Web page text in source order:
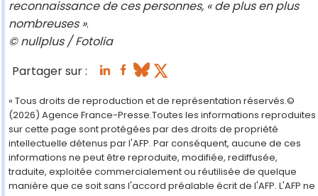
reconnaissance de ces personnes, « de plus en plus
nombreuses ».
© nullplus / Fotolia
Partager sur :
« Tous droits de reproduction et de représentation réservés.©
(2026) Agence France-Presse.Toutes les informations reproduites
sur cette page sont protégées par des droits de propriété
intellectuelle détenus par l'AFP. Par conséquent, aucune de ces
informations ne peut être reproduite, modifiée, rediffusée,
traduite, exploitée commercialement ou réutilisée de quelque
manière que ce soit sans l'accord préalable écrit de l'AFP. L'AFP ne